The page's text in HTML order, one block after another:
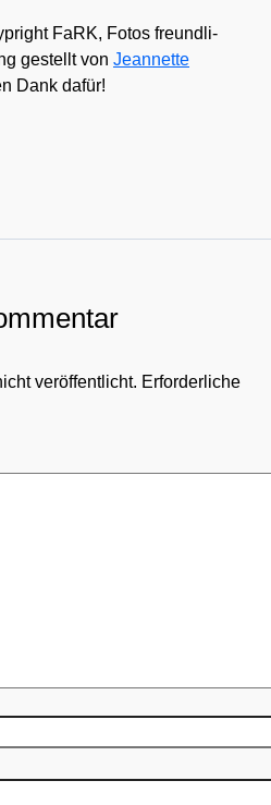
FaRK, Fotos freund­li­
gestellt von Jean­nette
Dank dafür!
veröffentlicht. Erforderliche